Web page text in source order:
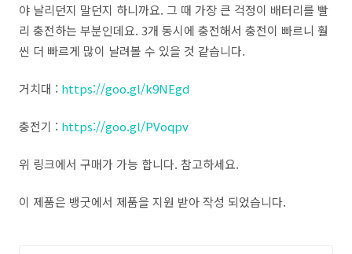
야 날리던지 말던지 하니까요. 그 때 가장 큰 걱정이 배터리를 빨
리 충전하는 부분인데요. 3개 동시에 충전해서 충전이 빠르니 훨
씬 더 빠르게 많이 날려볼 수 있을 것 같습니다.
거치대 : https://goo.gl/k9NEgd
충전기 : https://goo.gl/PVoqpv
위 링크에서 구매가 가능 합니다. 참고하세요.
이 제품은 뱅굿에서 제품을 지원 받아 작성 되었습니다.